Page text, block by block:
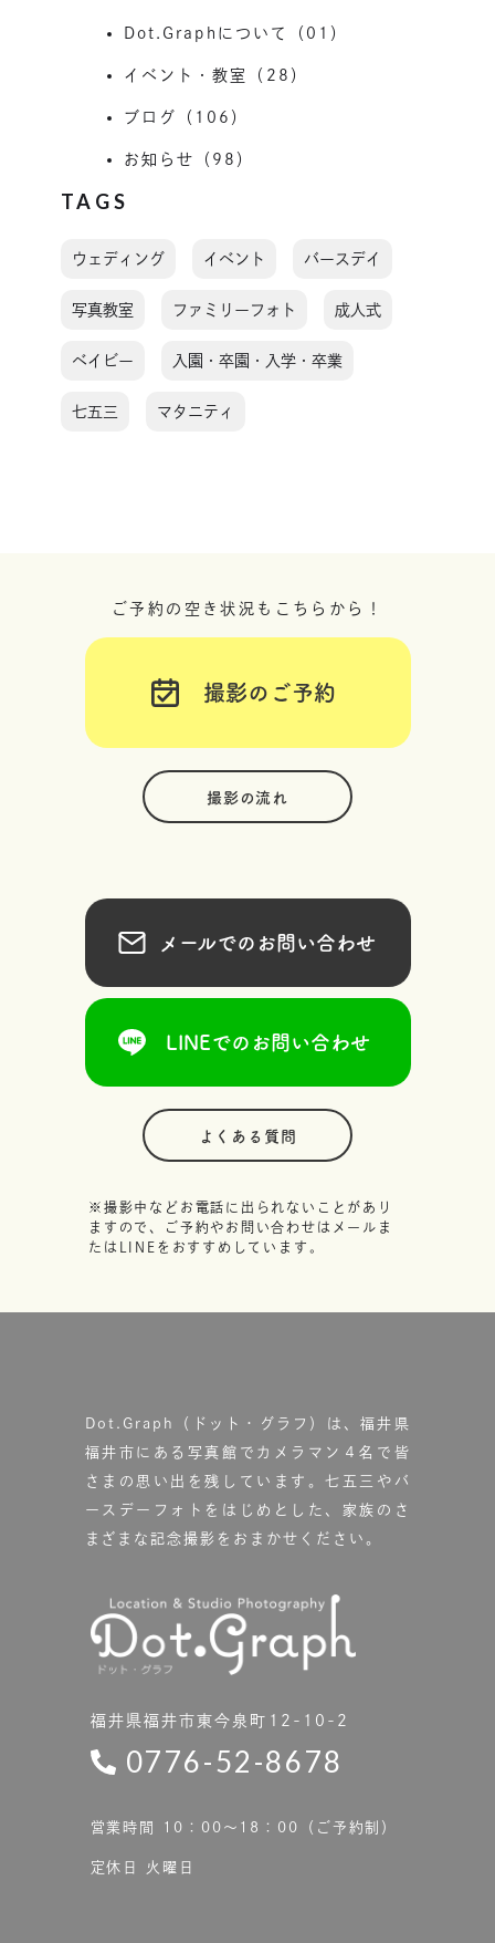
Dot.Graphについて（01）
イベント・教室（28）
ブログ（106）
お知らせ（98）
TAGS
ウェディング イベント バースデイ
写真教室 ファミリーフォト 成人式
ベイビー 入園・卒園・入学・卒業
七五三 マタニティ
ご予約の空き状況もこちらから！
撮影のご予約
撮影の流れ
メールでのお問い合わせ
LINEでのお問い合わせ
よくある質問
※撮影中などお電話に出られないことがあり
ますので、ご予約やお問い合わせはメールま
たはLINEをおすすめしています。
Dot.Graph（ドット・グラフ）は、福井県
福井市にある写真館で カメラマン４名で皆
さまの思い出を残しています。七五三やバ
ースデーフォトをはじめとした、家族のさ
まざまな記念撮影をおまかせください。
福井県福井市東今泉町12-10-2
0776-52-8678
営業時間 10：00〜18：00（ご予約制）
定休日 火曜日